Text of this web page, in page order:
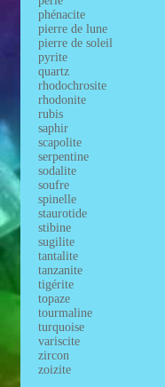
phénacite
pierre de lune
pierre de soleil
pyrite
quartz
rhodochrosite
rhodonite
rubis
saphir
scapolite
serpentine
sodalite
soufre
spinelle
staurotide
stibine
sugilite
tantalite
tanzanite
tigérite
topaze
tourmaline
turquoise
variscite
zircon
zoizite